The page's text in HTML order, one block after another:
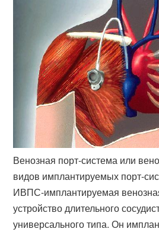
Венозная порт-система или
видов имплантируемых порт-
ИВПС-имплантируемая
устройство длительного
универсального типа. Он